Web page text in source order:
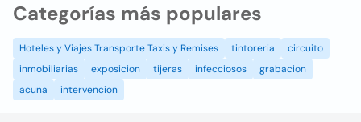
Categorías más populares
Hoteles y Viajes Transporte Taxis y Remises tintoreria
circuito
inmobiliarias
exposicion tijeras infecciosos
grabacion
acuna
intervencion